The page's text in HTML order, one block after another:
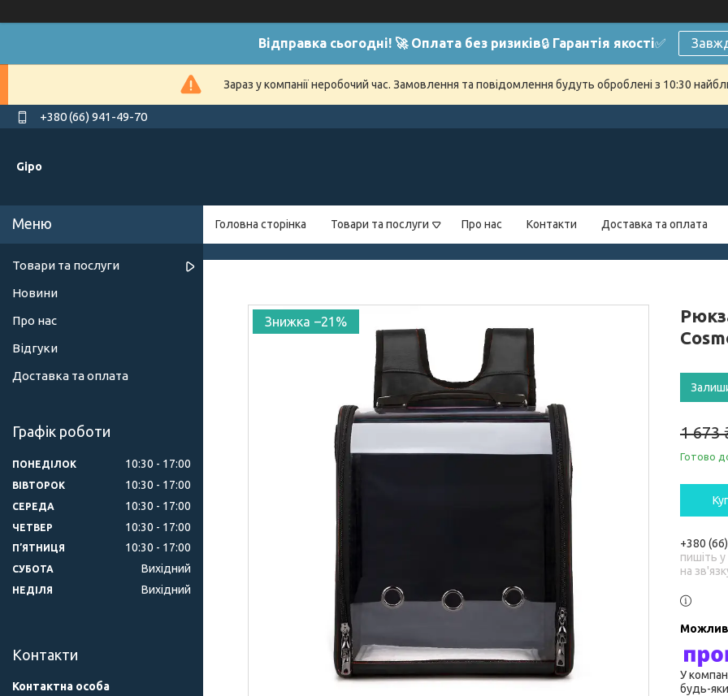
Відправка сьогодні! 🚀 Оплата без ризиків🔒 Гарантія якості✅
Зараз у компанії неробочий час. Замовлення та повідомлення будуть оброблені з 10:30
+380 (66) 941-49-70
Gipo
Головна сторінка Товари та послуги Про нас Контакти Доставка та оплата
–21%
1 673
Готово
+380
пишіть
на
У
будь-
Товари та послуги
Новини
Про нас
Відгуки
Доставка та оплата
Графік роботи
ПОНЕДІЛОК 10:30 17:00
ВІВТОРОК 10:30 17:00
СЕРЕДА 10:30 17:00
ЧЕТВЕР 10:30 17:00
ПʼЯТНИЦЯ 10:30 17:00
СУБОТА Вихідний
НЕДІЛЯ Вихідний
Контакти